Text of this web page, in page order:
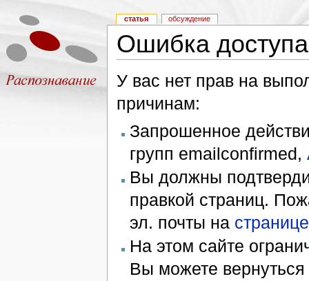
Ошибка доступа
У вас нет прав на
причинам:
Запрошенное
групп emailconfirmed,
Вы должны
правкой страниц.
эл. почты на
На этом сайте
Вы можете
статья обсуждение